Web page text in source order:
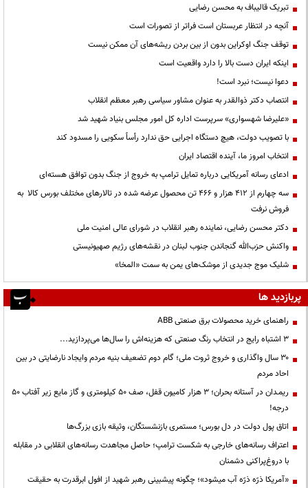
تبریک قالیباف به محسن رضایی
آنچه در انتظار عربستان است فراتر از تصورات است
توقف جنگ اوکراین بدون از بین بردن ریشه‌های آن ممکن نیست
اینکه ایران دست بالا را دارد واقعیت است
دعوا نیست؛ نبرد است!
انتصاب دکتر ذوالقدر به عنوان مشاور سیاسی رهبر معظم انقلاب
«علیرضا شهسواری» سرپرست اداره کل امور مجلس بنیاد شهید شد
با تصویب دولت، هیچ دستگاه اجرایی حق ندارد رأساً سکویی را مسدود کند
انتخاب امروز ما، آینده اقتصاد ایران
ادعای رسانه آمریکایی درباره تمایل ترامپ به خروج از جنگ بدون توافق هسته‌ای
سه چهارم از ۴۱۲ هزار و ۴۶۶ تن محصول عرضه شده در تالارهای مختلف بورس کالا به
فروش نرفت
دکتر محسن رضایی، نماینده رهبر انقلاب در شورای عالی امنیت ملی
واکنش حزب‌الله گنجاندن جنوب لبنان در نقشه‌های رژیم صهیونیستی
شلیک موج جدیدی از موشک‌های یمن به سمت «المخا»
پربازدید ها
راهنمای خرید محصولات برق صنعتی ABB
3 اشتباه رایج در انتخاب رنگ صنعتی که هزینه‌اش را سال‌ها می‌پردازید...
۳۰ سال واگذاری و خروج ثروت ملی؛ گام دوم تضعیف بنیه مردم وایجاد نارضایتی در بین
احاد مردم
ریمـدان در آستانه بحران؛ ۳ هزار کامیون قفل، صف ۵۰ کیلومتری و گاز مایع زیر آفتاب ۵۰
درجه!
اتاق پول دولت در دل بورس؛ مستمری بازنشستگان، وثیقه بازی بزرگ‌ها
اعتراف رسانه‌های خارجی به شکست ترامپ؛ حاصل مجاهدت رسانه‌های انقلابی در مقابله
با دروغ‌پراکنی دشمنان
«آمریکا ذرّه ذرّه آب میشود»؛ چگونه پیشبینی رهبر شهید از افول ابرقدرت به حقیقت